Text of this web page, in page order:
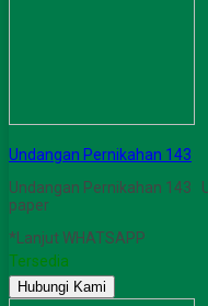
Undangan Pernikahan 143
Undangan Pernikahan 143
paper
*Lanjut WHATSAPP
Tersedia
Hubungi Kami